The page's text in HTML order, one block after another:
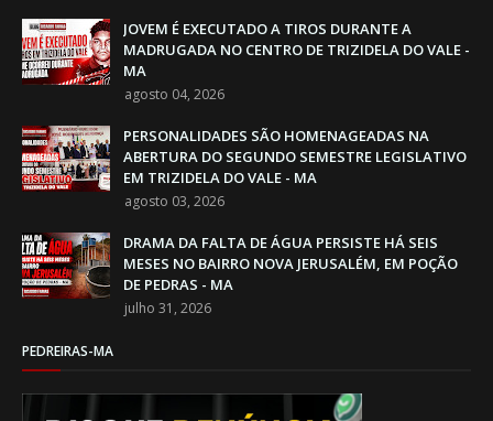
JOVEM É EXECUTADO A TIROS DURANTE A
MADRUGADA NO CENTRO DE TRIZIDELA DO VALE -
MA
agosto 04, 2026
PERSONALIDADES SÃO HOMENAGEADAS NA
ABERTURA DO SEGUNDO SEMESTRE LEGISLATIVO
EM TRIZIDELA DO VALE - MA
agosto 03, 2026
DRAMA DA FALTA DE ÁGUA PERSISTE HÁ SEIS
MESES NO BAIRRO NOVA JERUSALÉM, EM POÇÃO
DE PEDRAS - MA
julho 31, 2026
PEDREIRAS-MA